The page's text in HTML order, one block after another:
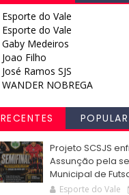
Esporte do Vale
Esporte do Vale
Gaby Medeiros
Joao Filho
José Ramos SJS
WANDER NOBREGA
RECENTES POPULAR
Projeto SCSJS
Assunção pela
Municipal de
Esporte do Vale